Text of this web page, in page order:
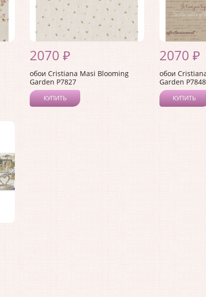
2070 ₽
обои Cristiana Masi Blooming
Garden P7827
КУПИТЬ
2070 ₽
обои
Garden P7848
КУПИТЬ